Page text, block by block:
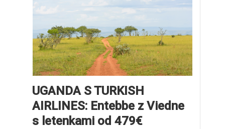
UGANDA S TURKISH
AIRLINES: Entebbe z Viedne
s letenkami od 479€